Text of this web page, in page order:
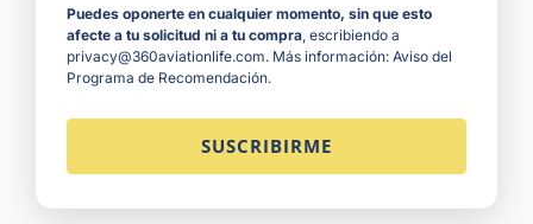
Puedes oponerte en cualquier momento, sin que esto
afecte a tu solicitud ni a tu compra , escribiendo a
privacy@360aviationlife.com. Más información: Aviso del
Programa de Recomendación.